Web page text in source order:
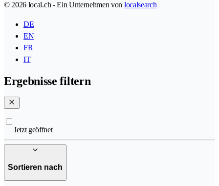
© 2026 local.ch - Ein Unternehmen von localsearch
DE
EN
FR
IT
Ergebnisse filtern
Jetzt geöffnet
Sortieren nach